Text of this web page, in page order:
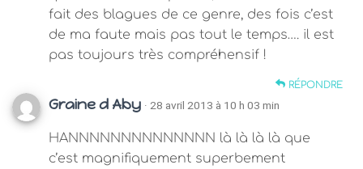
fait des blagues de ce genre, des fois c’est
de ma faute mais pas tout le temps…. il est
pas toujours très compréhensif !
RÉPONDRE
Graine d Aby · 28 avril 2013 à 10 h 03 min
HANNNNNNNNNNNNNN là là là là que
c’est magnifiquement superbement